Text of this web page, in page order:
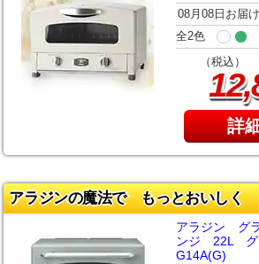
08月08日お届
全2色
（税込）
12,
詳
アラジンの魔法で もっとおいしく
アラジン グ
ンジ 22L グ
G14A(G)